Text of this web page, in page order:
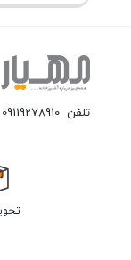
تلفن09119278910